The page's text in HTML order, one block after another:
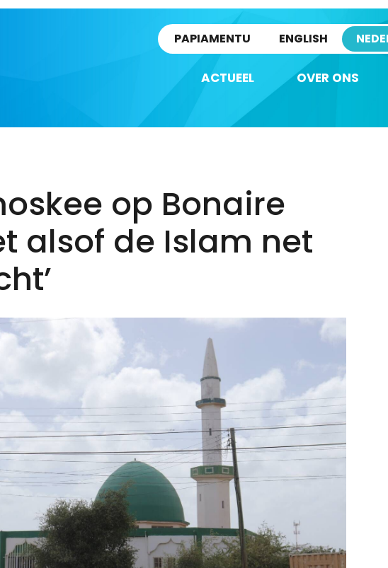
PAPIAMENTU ENGLISH
ACTUEEL OVER ONS
op Bonaire
alsof de Islam net